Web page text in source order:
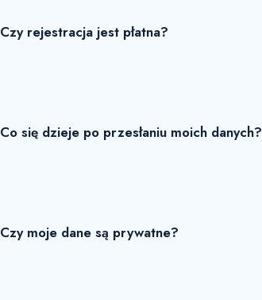
Czy rejestracja jest płatna?
Co się dzieje po przesłaniu moich danych?
Czy moje dane są prywatne?